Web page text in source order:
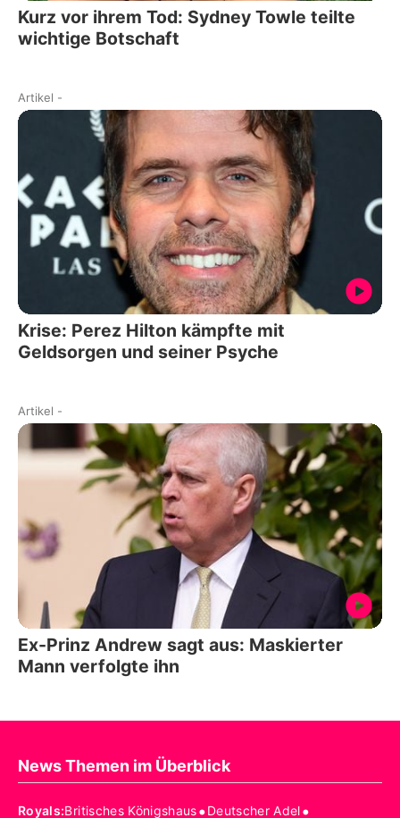
Kurz vor ihrem Tod: Sydney Towle teilte
wichtige Botschaft
Artikel -
Krise: Perez Hilton kämpfte mit
Geldsorgen und seiner Psyche
Artikel -
Ex-Prinz Andrew sagt aus: Maskierter
Mann verfolgte ihn
News Themen im Überblick
Royals:Britisches Königshaus•Deutscher Adel•